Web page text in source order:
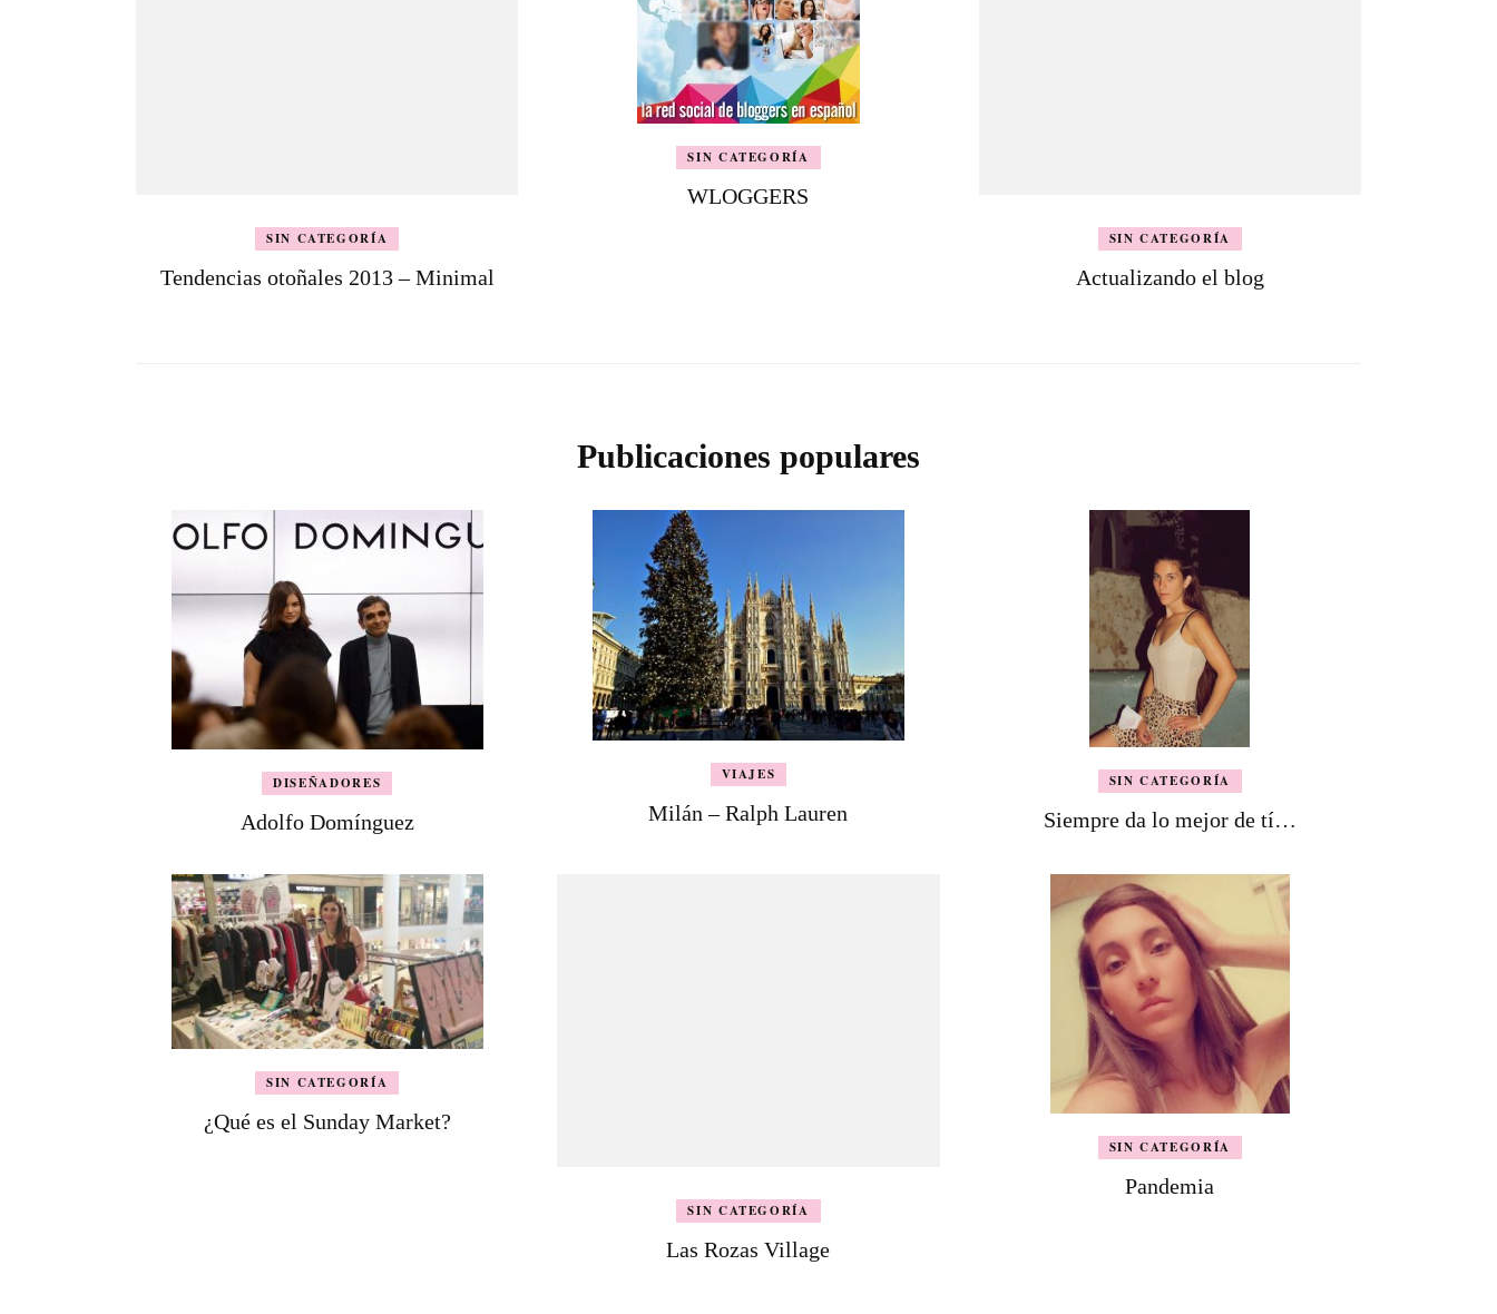
SIN CATEGORÍA
Tendencias otoñales 2013 – Minimal
SIN CATEGORÍA
WLOGGERS
SIN CATEGORÍA
Actualizando el blog
Publicaciones populares
DISEÑADORES
Adolfo Domínguez
VIAJES
Milán – Ralph Lauren
SIN CATEGORÍA
Siempre da lo mejor de tí…
SIN CATEGORÍA
¿Qué es el Sunday Market?
SIN CATEGORÍA
Las Rozas Village
SIN CATEGORÍA
Pandemia